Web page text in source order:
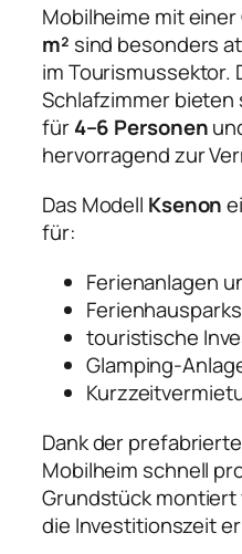
Mobilheime mit
m² sind besonders
im Tourismussektor.
Schlafzimmer bieten
für4–6 Personen
hervorragend zur
Das Modell Ksenon
für:
Ferienanlagen
Ferienhausparks
touristische
Glamping-
Dank der
Mobilheim schnell
Grundstück
die Investitionszeit